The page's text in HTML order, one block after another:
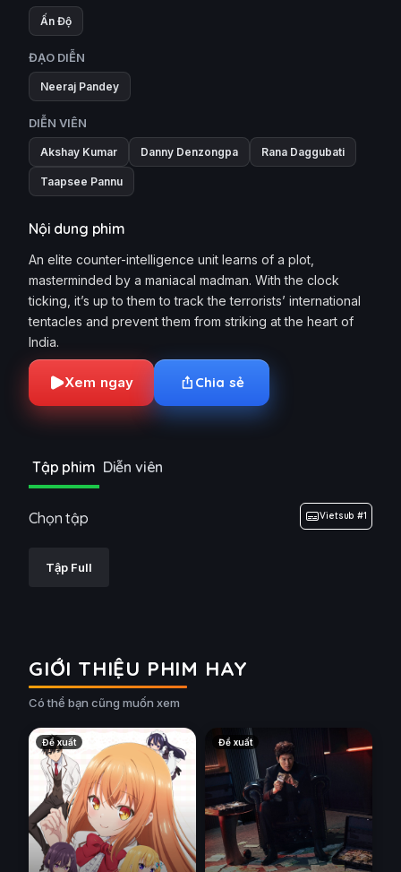
Ấn Độ
ĐẠO DIỄN
Neeraj Pandey
DIỄN VIÊN
Akshay Kumar Danny Denzongpa Rana Daggubati
Taapsee Pannu
Nội dung phim
An elite counter-intelligence unit learns of a plot,
masterminded by a maniacal madman. With the clock
ticking, it’s up to them to track the terrorists’ international
tentacles and prevent them from striking at the heart of
India.
Xem ngay Chia sẻ
Tập phim Diễn viên
Chọn tập Vietsub #1
Tập Full
GIỚI THIỆU PHIM HAY
Có thể bạn cũng muốn xem
Đề xuất Đề xuất